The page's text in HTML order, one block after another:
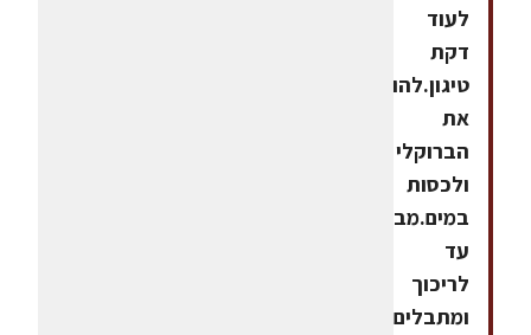
לעוד
דקת
טיגון.להוסיף
את
הברוקלי
ולכסות
במים.מבשלים
עד
לריכוך
ומתבלים